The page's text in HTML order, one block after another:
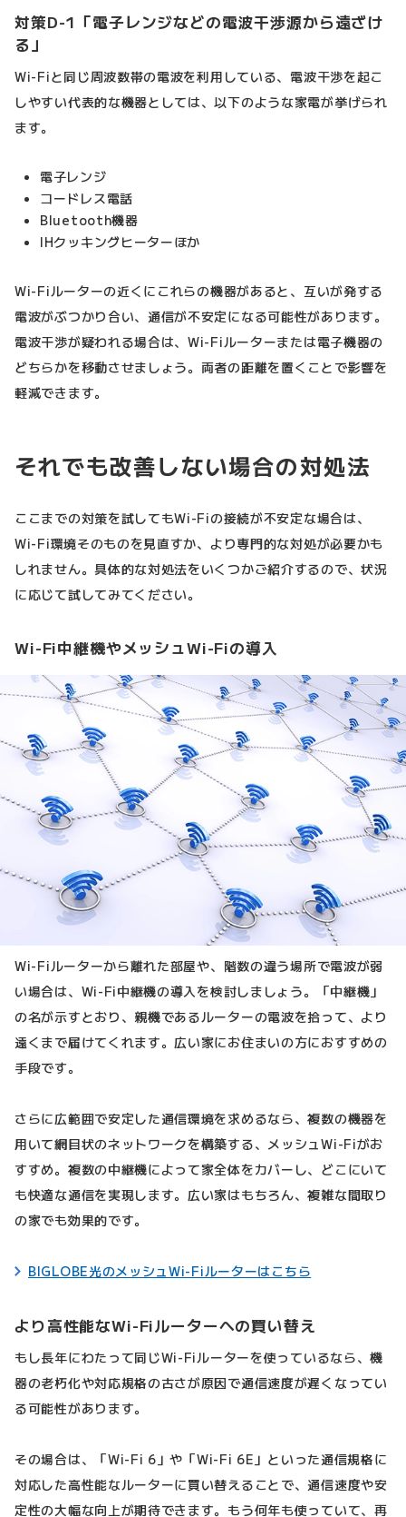
対策D-1「電子レンジなどの電波干渉源から遠ざけ
る」
Wi-Fiと同じ周波数帯の電波を利用している、電波干渉を起こ
しやすい代表的な機器としては、以下のような家電が挙げられ
ます。
電子レンジ
コードレス電話
Bluetooth機器
IHクッキングヒーターほか
Wi-Fiルーターの近くにこれらの機器があると、互いが発する
電波がぶつかり合い、通信が不安定になる可能性があります。
電波干渉が疑われる場合は、Wi-Fiルーターまたは電子機器の
どちらかを移動させましょう。両者の距離を置くことで影響を
軽減できます。
それでも改善しない場合の対処法
ここまでの対策を試してもWi-Fiの接続が不安定な場合は、
Wi-Fi環境そのものを見直すか、より専門的な対処が必要かも
しれません。具体的な対処法をいくつかご紹介するので、状況
に応じて試してみてください。
Wi-Fi中継機やメッシュWi-Fiの導入
Wi-Fiルーターから離れた部屋や、階数の違う場所で電波が弱
い場合は、Wi-Fi中継機の導入を検討しましょう。「中継機」
の名が示すとおり、親機であるルーターの電波を拾って、より
遠くまで届けてくれます。広い家にお住まいの方におすすめの
手段です。
さらに広範囲で安定した通信環境を求めるなら、複数の機器を
用いて網目状のネットワークを構築する、メッシュWi-Fiがお
すすめ。複数の中継機によって家全体をカバーし、どこにいて
も快適な通信を実現します。広い家はもちろん、複雑な間取り
の家でも効果的です。
BIGLOBE光のメッシュWi-Fiルーターはこちら
より高性能なWi-Fiルーターへの買い替え
もし長年にわたって同じWi-Fiルーターを使っているなら、機
器の老朽化や対応規格の古さが原因で通信速度が遅くなってい
る可能性があります。
その場合は、「Wi-Fi 6」や「Wi-Fi 6E」といった通信規格に
対応した高性能なルーターに買い替えることで、通信速度や安
定性の大幅な向上が期待できます。もう何年も使っていて、再